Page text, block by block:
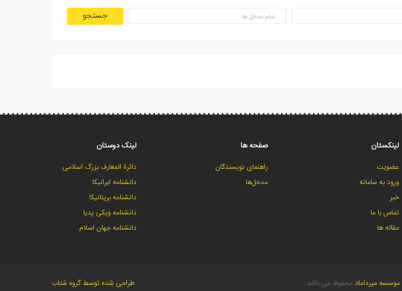
جستجو
لینکستان
عضویت
ورود به سامانه
خبر
تماس با ما
مقاله ها
صفحه ها
راهنمای نویسندگان
مدخل‌ها
لینک دوستان
دائرة المعارف بزرگ اسلامی
دانشنامه ایرانیکا
دانشنامه بریتانیکا
دانشنامه ویکی پدیا
دانشنامه جهان اسلام
طراحی شده توسط گروه شتاب موسسه میرداماد محفوظ می باشد